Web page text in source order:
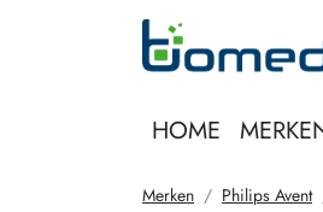
HOME
Merken Philips Avent